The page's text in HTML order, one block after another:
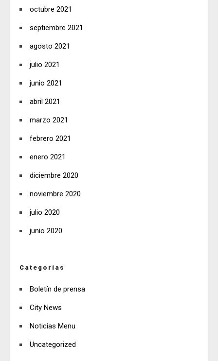
octubre 2021
septiembre 2021
agosto 2021
julio 2021
junio 2021
abril 2021
marzo 2021
febrero 2021
enero 2021
diciembre 2020
noviembre 2020
julio 2020
junio 2020
Categorías
Boletín de prensa
City News
Noticias Menu
Uncategorized